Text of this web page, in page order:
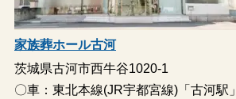
家族葬ホール古河
茨城県古河市西牛谷1020-1
〇車：東北本線(JR宇都宮線)「古河駅」